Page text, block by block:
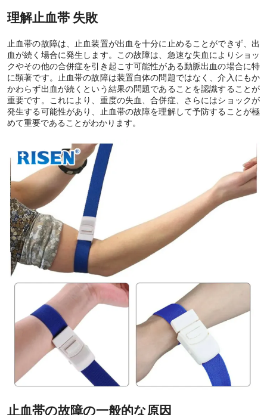
理解止血帯 失敗
止血帯の故障は、止血装置が出血を十分に止めることができず、出
血が続く場合に発生します。この故障は、急速な失血によりショッ
クやその他の合併症を引き起こす可能性がある動脈出血の場合に特
に顕著です。止血帯の故障は装置自体の問題ではなく、介入にもか
かわらず出血が続くという結果の問題であることを認識することが
重要です。これにより、重度の失血、合併症、さらにはショックが
発生する可能性があり、止血帯の故障を理解して予防することが極
めて重要であることがわかります。
止血帯の故障の一般的な原因